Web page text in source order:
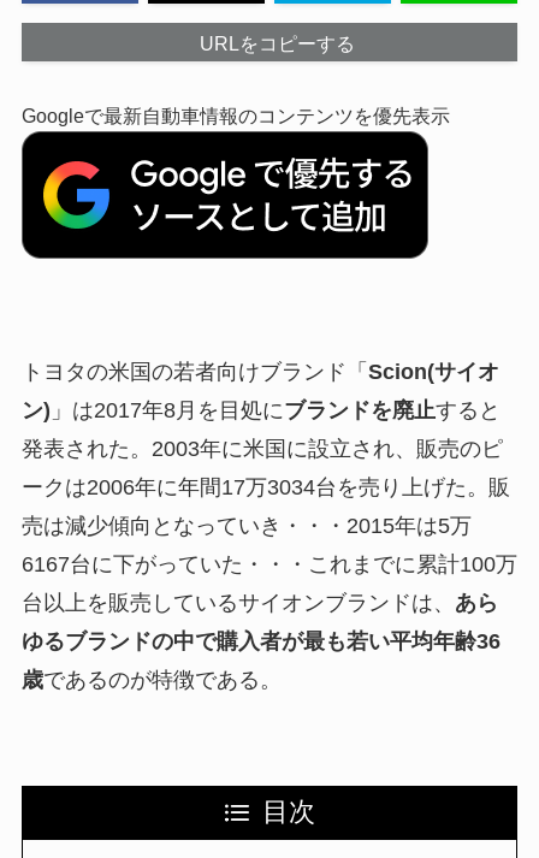
URLをコピーする
Googleで最新自動車情報のコンテンツを優先表示
トヨタの米国の若者向けブランド「 Scion(サイオ
ン) 」は2017年8月を目処にブランドを廃止すると
発表された。2003年に米国に設立され、販売のピ
ークは2006年に年間17万3034台を売り上げた。販
売は減少傾向となっていき・・・2015年は5万
6167台に下がっていた・・・これまでに累計100万
台以上を販売しているサイオンブランドは、 あら
ゆるブランドの中で購入者が最も若い平均年齢36
歳であるのが特徴である。
目次